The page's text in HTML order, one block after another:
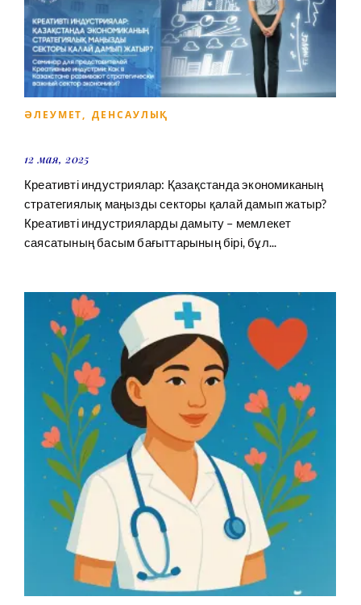
ӘЛЕУМЕТ, ДЕНСАУЛЫҚ
12 мая, 2025
Креативті индустриялар: Қазақстанда экономиканың
стратегиялық маңызды секторы қалай дамып жатыр?
Креативті индустрияларды дамыту – мемлекет
саясатының басым бағыттарының бірі, бұл...